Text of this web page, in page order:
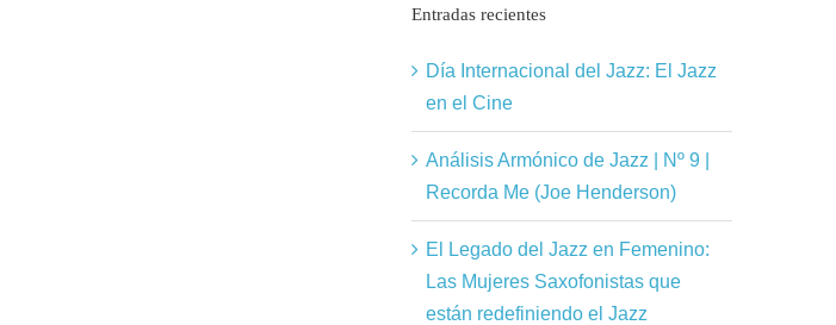
Entradas recientes
Día Internacional del Jazz: El Jazz
en el Cine
Análisis Armónico de Jazz | Nº 9 |
Recorda Me (Joe Henderson)
El Legado del Jazz en Femenino:
Las Mujeres Saxofonistas que
están redefiniendo el Jazz